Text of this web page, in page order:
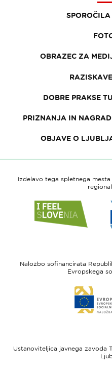
OBRAZEC ZA
DOBRE PRAKSE
PRIZNANJA IN
OBJAVE O
Izdelavo tega spletnega
do
spletne
Slovenia
Naložbo sofinancirata
Evropskega
Ustanoviteljica javnega zavoda